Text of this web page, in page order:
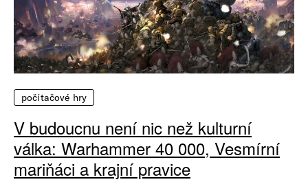
počítačové hry
V budoucnu není nic než kulturní
válka: Warhammer 40 000, Vesmírní
mariňáci a krajní pravice